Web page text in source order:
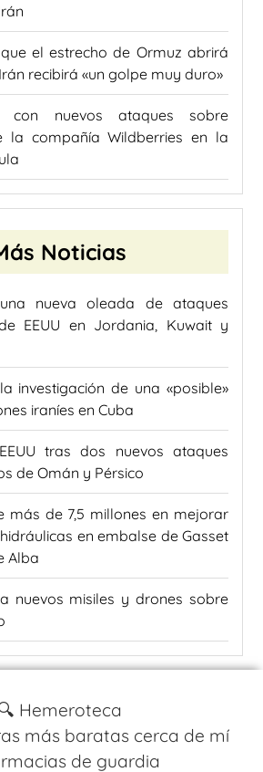
el estrecho de Ormuz abrirá
recibirá «un golpe muy duro»
con nuevos ataques sobre
la compañía Wildberries en la
Noticias
nueva oleada de ataques
EEUU en Jordania, Kuwait y
investigación de una «posible»
iraníes en Cuba
tras dos nuevos ataques
de Omán y Pérsico
más de 7,5 millones en mejorar
en embalse de Gasset
Alba
nuevos misiles y drones sobre
Hemeroteca
más baratas cerca de mí
de guardia